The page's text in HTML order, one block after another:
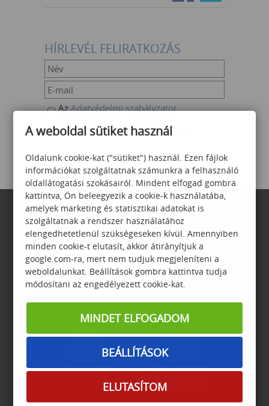
HÍRLEVÉL FELIRATKOZÁS
AzAdatvédelmi szabályzatot
feliratkozom a Számalk hírlevelére.
GARANCIA
JELENTKEZÉSI
FELTÉTELEK
A weboldal sütiket használ
Oldalunk cookie-kat ("sütiket") használ. Ezen fájlok
információkat szolgáltatnak számunkra a felhasználó
oldallátogatási szokásairól. Mindent elfogad gombra
kattintva, Ön beleegyezik a cookie-k használatába,
amelyek marketing és statisztikai adatokat is
szolgáltatnak a rendszer használatához
elengedhetetlenül szükségeseken kívül. Amennyiben
minden cookie-t elutasít, akkor átirányítjuk a
google.com-ra, mert nem tudjuk megjeleníteni a
weboldalunkat. Beállítások gombra kattintva tudja
módosítani az engedélyezett cookie-kat.
MINDET ELFOGADOM
BEÁLLÍTÁSOK
ELUTASÍTOM